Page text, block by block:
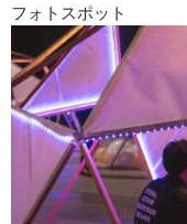
フォトスポット